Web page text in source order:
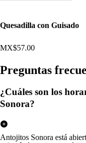
Quesadilla con Guisado
MX$57.00
Preguntas
¿Cuáles son los
Sonora?
Antojitos Sonora está